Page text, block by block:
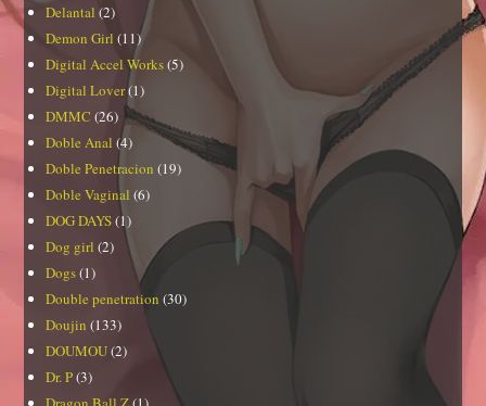
Delantal (2)
Demon Girl (11)
Digital Accel Works(5)
Digital Lover(1)
DMMC (26)
Doble Anal (4)
Doble Penetracion (19)
Doble Vaginal (6)
DOG DAYS(1)
Dog girl (2)
Dogs(1)
Double penetration (30)
Doujin (133)
DOUMOU(2)
Dr. P(3)